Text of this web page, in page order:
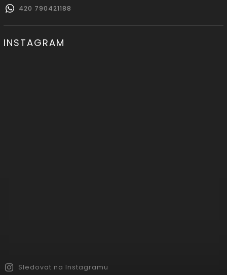
420 790421188
INSTAGRAM
Sledovat na Instagramu